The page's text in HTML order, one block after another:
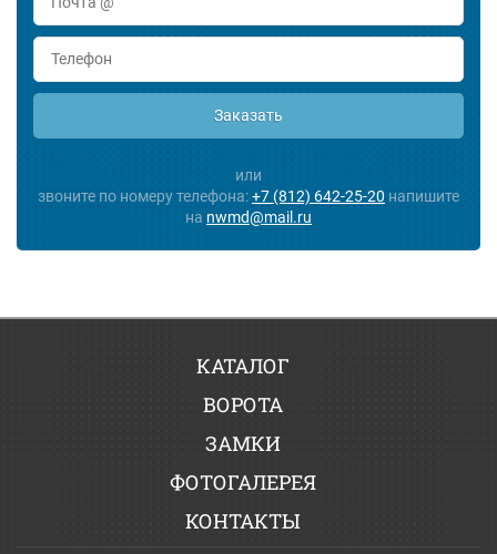
Заказать
или
звоните по номеру телефона:+7 (812) 642-25-20 напишите
на nwmd@mail.ru
КАТАЛОГ
ВОРОТА
ЗАМКИ
ФОТОГАЛЕРЕЯ
КОНТАКТЫ